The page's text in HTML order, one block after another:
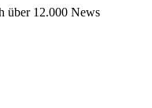
über 12.000 News